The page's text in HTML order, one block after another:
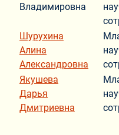
Владимировна
Шурухина
Алина
Александровна
Якушева
Дарья
Дмитриевна